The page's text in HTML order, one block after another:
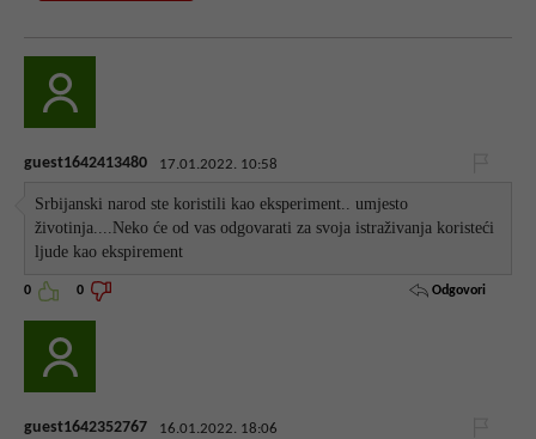
guest1642413480 17.01.2022. 10:58
Srbijanski narod ste koristili kao eksperiment.. umjesto
životinja....Neko će od vas odgovarati za svoja istraživanja koristeći
ljude kao ekspirement
0 0 Odgovori
guest1642352767 16.01.2022. 18:06